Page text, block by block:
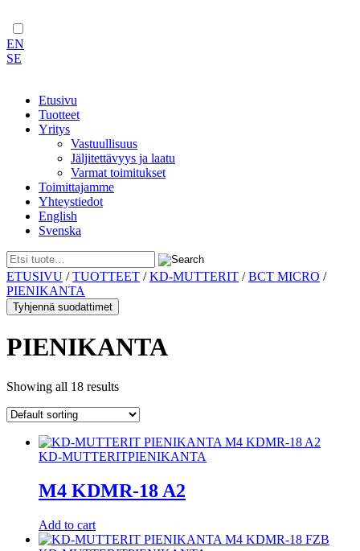
EN
SE
Etusivu
Tuotteet
Yritys
Vastuullisuus
Jäljitettävyys ja laatu
Varmat toimitukset
Toimittajamme
Yhteystiedot
English
Svenska
Skip
to
content
ETUSIVU /TUOTTEET /KD-MUTTERIT /BCT MICRO /
PIENIKANTA
Tyhjennä suodattimet
PIENIKANTA
Showing all 18 results
KD-MUTTERITPIENIKANTA
M4 KDMR-18 A2
Add to cart